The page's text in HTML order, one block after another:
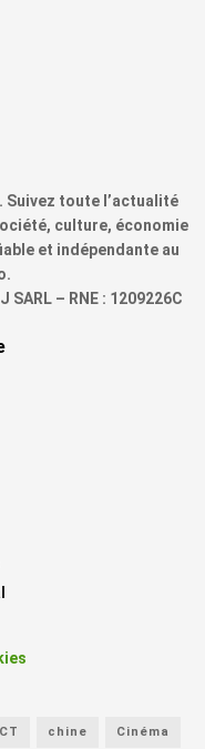
toute l’actualité
culture, économie
et indépendante au
– RNE : 1209226C
chine Cinéma